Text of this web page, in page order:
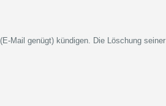
Mail genügt) kündigen. Die Löschung seiner